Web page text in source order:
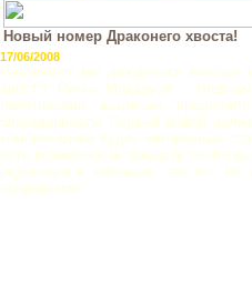
Новый номер Драконего хвоста!
17/06/2008
Наконец-то мы дождались выхода
хвост"! Рикки Макдауэл -
работниками академии
благодарность! Первый номер
компинсацией будет интересные
есть возможность заказать то что
редактора в кабинете, так что
понравится!